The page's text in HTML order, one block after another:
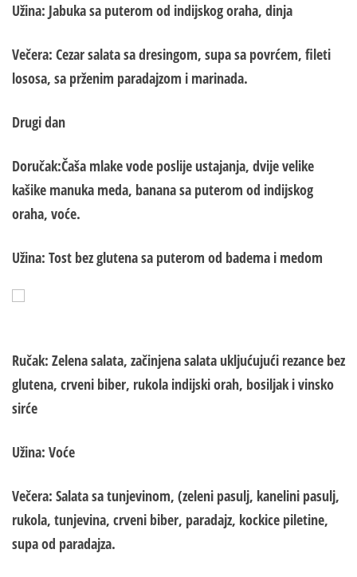
Užina: Jabuka sa puterom od indijskog oraha, dinja
Večera: Cezar salata sa dresingom, supa sa povrćem, fileti
lososa, sa prženim paradajzom i marinada.
Drugi dan
Doručak:Čaša mlake vode poslije ustajanja, dvije velike
kašike manuka meda, banana sa puterom od indijskog
oraha, voće.
Užina: Tost bez glutena sa puterom od badema i medom
Ručak: Zelena salata, začinjena salata ukljućujući rezance bez
glutena, crveni biber, rukola indijski orah, bosiljak i vinsko
sirće
Užina: Voće
Večera: Salata sa tunjevinom, (zeleni pasulj, kanelini pasulj,
rukola, tunjevina, crveni biber, paradajz, kockice piletine,
supa od paradajza.